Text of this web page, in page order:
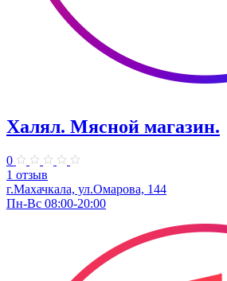
Халял. Мясной магазин.
0
1 отзыв
г.Махачкала, ул.Омарова, 144
Пн-Вс 08:00-20:00